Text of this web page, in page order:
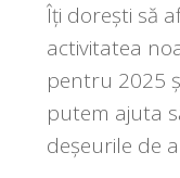
Îți dorești să
activitatea
pentru 2025
putem ajuta
deșeurile de